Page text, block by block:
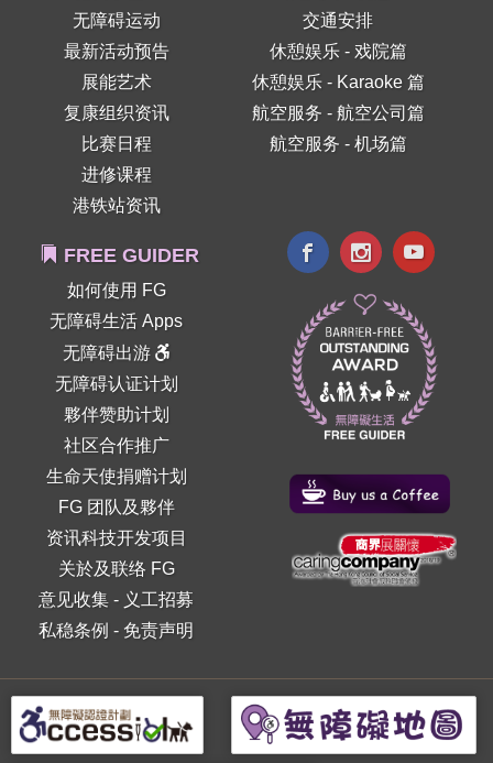
无障碍运动
最新活动预告
展能艺术
复康组织资讯
比赛日程
进修课程
港铁站资讯
交通安排
休憩娱乐 - 戏院篇
休憩娱乐 - Karaoke 篇
航空服务 - 航空公司篇
航空服务 - 机场篇
FREE GUIDER
如何使用 FG
无障碍生活 Apps
无障碍出游
无障碍认证计划
夥伴赞助计划
社区合作推广
生命天使捐赠计划
FG 团队及夥伴
资讯科技开发项目
关於及联络 FG
意见收集 - 义工招募
私稳条例 - 免责声明